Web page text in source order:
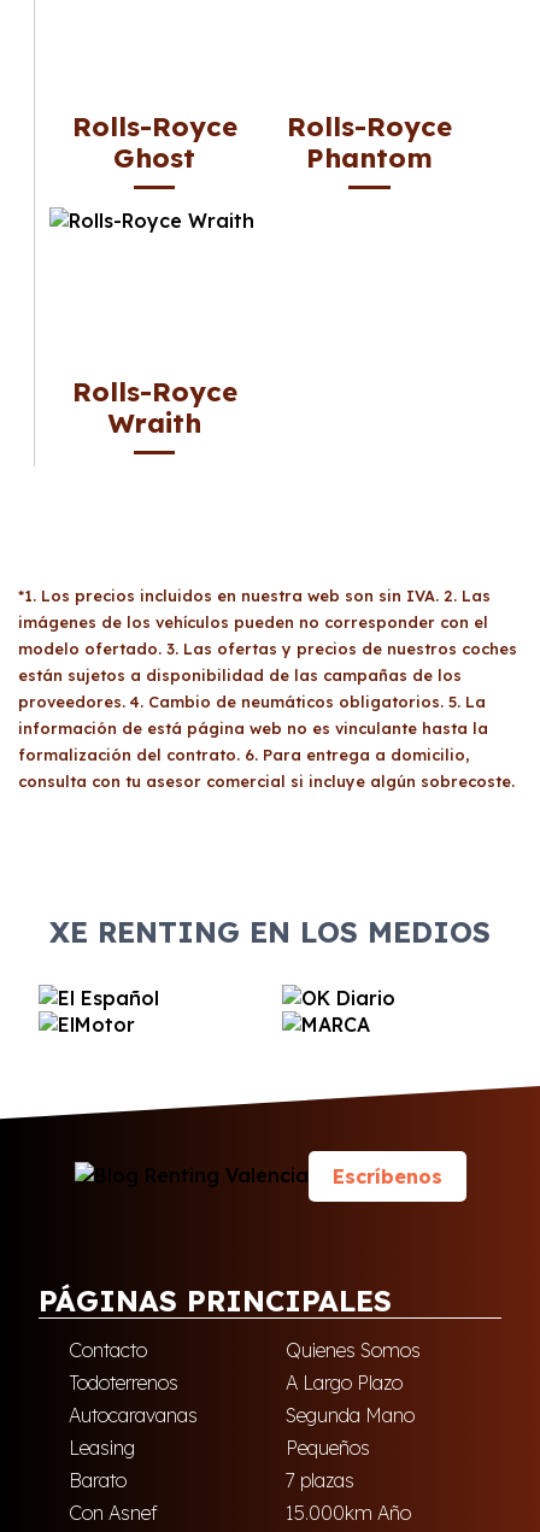
Rolls-Royce
Ghost
Rolls-Royce
Phantom
Rolls-Royce
Wraith
*1. Los precios incluidos en nuestra web son sin IVA. 2. Las
imágenes de los vehículos pueden no corresponder con el
modelo ofertado. 3. Las ofertas y precios de nuestros coches
están sujetos a disponibilidad de las campañas de los
proveedores. 4. Cambio de neumáticos obligatorios. 5. La
información de está página web no es vinculante hasta la
formalización del contrato. 6. Para entrega a domicilio,
consulta con tu asesor comercial si incluye algún sobrecoste.
XE RENTING EN LOS MEDIOS
Escríbenos
PÁGINAS PRINCIPALES
Contacto
Quienes Somos
Todoterrenos
A Largo Plazo
Autocaravanas
Segunda Mano
Leasing
Pequeños
Barato
7 plazas
Con Asnef
15.000km Año